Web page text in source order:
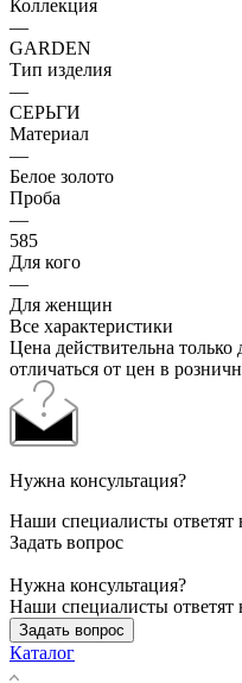
Коллекция
—
GARDEN
Тип изделия
—
СЕРЬГИ
Материал
—
Белое золото
Проба
—
585
Для кого
—
Для женщин
Все характеристики
Цена действительна
отличаться от цен в
Нужна консультация?
Наши специалисты
Задать вопрос
Нужна консультация?
Наши специалисты
Задать вопрос
Каталог